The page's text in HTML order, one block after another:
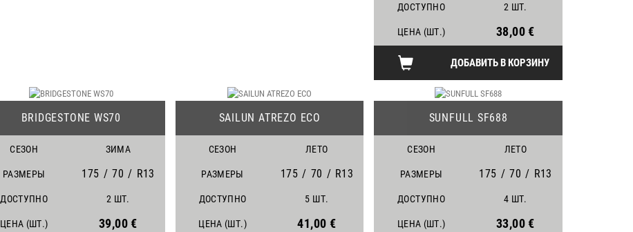
ДОСТУПНО 2 ШТ.
ЦЕНА (ШТ.) 38,00 €
ДОБАВИТЬ В КОРЗИНУ
BRIDGESTONE WS70
СЕЗОН ЗИМА
РАЗМЕРЫ 175 / 70 / R13
ДОСТУПНО 2 ШТ.
ЦЕНА (ШТ.) 39,00 €
SAILUN ATREZO ECO
СЕЗОН ЛЕТО
РАЗМЕРЫ 175 / 70 / R13
ДОСТУПНО 5 ШТ.
ЦЕНА (ШТ.) 41,00 €
SUNFULL SF688
СЕЗОН ЛЕТО
РАЗМЕРЫ 175 / 70 / R13
ДОСТУПНО 4 ШТ.
ЦЕНА (ШТ.) 33,00 €